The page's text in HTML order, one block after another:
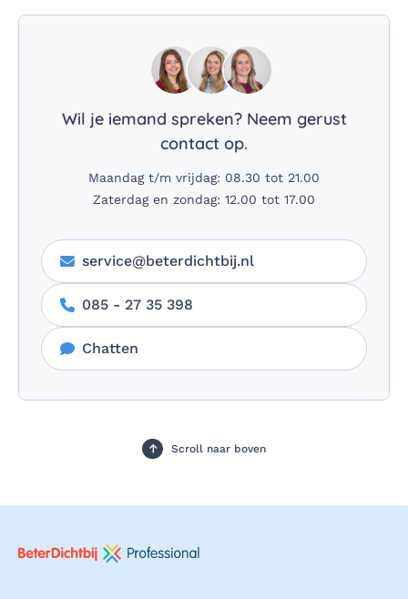
Wil je iemand spreken? Neem gerust
contact op.
Maandag t/m vrijdag: 08.30 tot 21.00
Zaterdag en zondag: 12.00 tot 17.00
service@beterdichtbij.nl
085 - 27 35 398
Chatten
Scroll naar boven